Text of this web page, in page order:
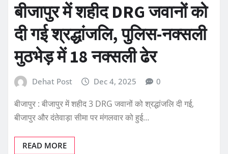
बीजापुर में शहीद DRG जवानों को
दी गई श्रद्धांजलि, पुलिस-नक्सली
मुठभेड़ में 18 नक्सली ढेर
Dehat Post Dec 4, 2025 0
बीजापुर : बीजापुर में शहीद 3 DRG जवानों को श्रद्धांजलि दी गई,
बीजापुर और दंतेवाड़ा सीमा पर मंगलवार को हुई…
READ MORE